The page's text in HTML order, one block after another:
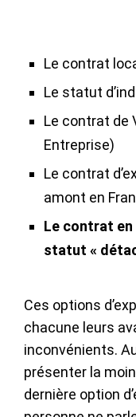
Le contrat
Le statut
Le contrat de
Entreprise)
Le contrat
amont en
Le contrat en
statut «
Ces options
chacune leurs
inconvénients.
présenter la
dernière option